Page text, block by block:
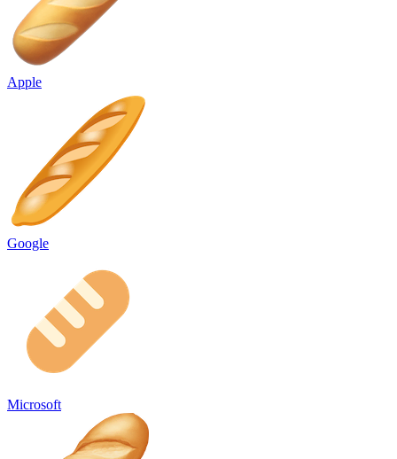
Apple
Google
Microsoft